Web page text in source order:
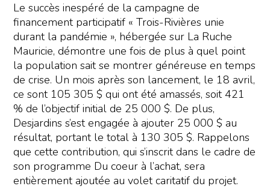
Le succès inespéré de la campagne de
financement participatif « Trois-Rivières unie
durant la pandémie », hébergée sur La Ruche
Mauricie, démontre une fois de plus à quel point
la population sait se montrer généreuse en temps
de crise. Un mois après son lancement, le 18 avril,
ce sont 105 305 $ qui ont été amassés, soit 421
% de l’objectif initial de 25 000 $. De plus,
Desjardins s’est engagée à ajouter 25 000 $ au
résultat, portant le total à 130 305 $. Rappelons
que cette contribution, qui s’inscrit dans le cadre de
son programme Du coeur à l’achat, sera
entièrement ajoutée au volet caritatif du projet.